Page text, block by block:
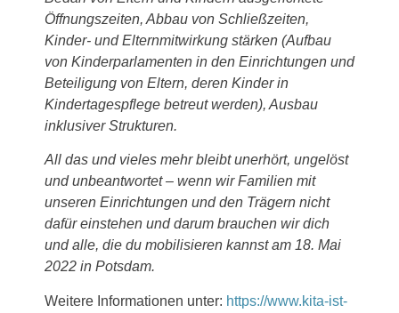
Öffnungszeiten, Abbau von Schließzeiten,
Kinder- und Elternmitwirkung stärken (Aufbau
von Kinderparlamenten in den Einrichtungen und
Beteiligung von Eltern, deren Kinder in
Kindertagespflege betreut werden), Ausbau
inklusiver Strukturen.
All das und vieles mehr bleibt unerhört, ungelöst
und unbeantwortet – wenn wir Familien mit
unseren Einrichtungen und den Trägern nicht
dafür einstehen und darum brauchen wir dich
und alle, die du mobilisieren kannst am 18. Mai
2022 in Potsdam.
Weitere Informationen unter: https://www.kita-ist-